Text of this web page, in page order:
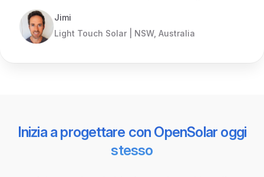
Jimi
Light Touch Solar | NSW, Australia
Inizia a progettare con OpenSolar oggi
stesso